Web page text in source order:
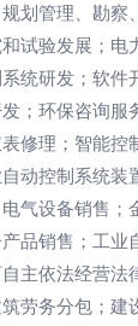
划管理、勘察
试验发展；电
统研发；软件
；环保咨询服
修理；智能控
动控制系统装
气设备销售；
品销售；工业
主依法经营法
劳务分包；建